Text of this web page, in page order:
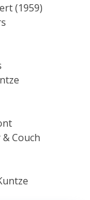
(1959)
Couch